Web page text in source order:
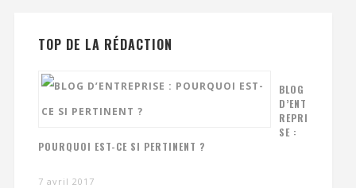
TOP DE LA RÉDACTION
BLOG
D’ENT
REPRI
SE :
POURQUOI EST-CE SI PERTINENT ?
7 avril 2017